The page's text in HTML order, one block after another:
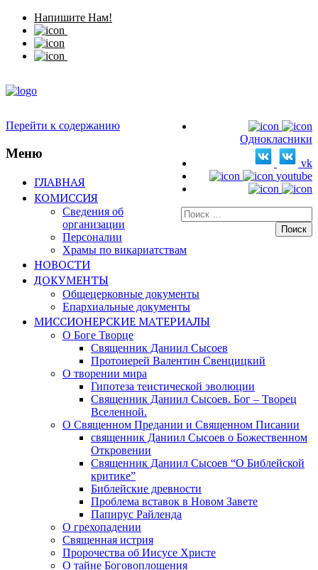
Напишите Нам!
Однокласники
vk
youtube
Искать:
Перейти к содержанию
Меню
ГЛАВНАЯ
КОМИССИЯ
Сведения об
организации
Персоналии
Храмы по викариатствам
НОВОСТИ
ДОКУМЕНТЫ
Общецерковные документы
Епархиальные документы
МИССИОНЕРСКИЕ МАТЕРИАЛЫ
О Боге Творце
Священник Даниил Сысоев
Протоиерей Валентин Свенцицкий
О творении мира
Гипотеза теистической эволюции
Священник Даниил Сысоев. Бог – Творец
Вселенной.
О Священном Предании и Священном Писании
священник Даниил Сысоев о Божественном
Откровении
Священник Даниил Сысоев “О Библейской
критике”
Библейские древности
Проблема вставок в Новом Завете
Папирус Райленда
О грехопадении
Священная истрия
Пророчества об Иисусе Христе
О тайне Боговоплощения